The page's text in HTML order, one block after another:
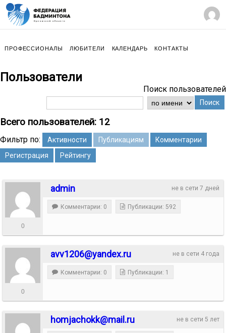
ПРОФЕССИОНАЛЫ ЛЮБИТЕЛИ КАЛЕНДАРЬ КОНТАКТЫ
Пользователи
Поиск пользователей
Поиск
Всего пользователей: 12
Фильтр по: Активности Публикациям
Комментарии
Регистрация
Рейтингу
не в сети 7 дней
admin
0
Комментарии: 0 Публикации: 592
не в сети 4 года
avv1206@yandex.ru
0
Комментарии: 0 Публикации: 1
не в сети 5 лет
homjachokk@mail.ru